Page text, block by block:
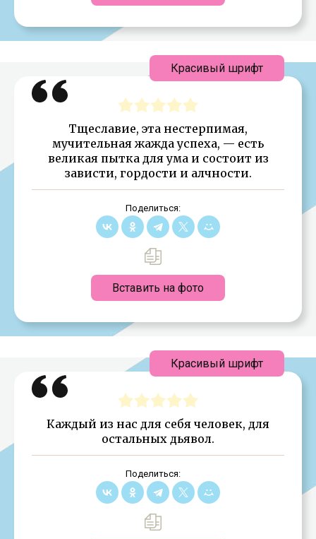
Тщеславие, эта нестерпимая,
мучительная жажда успеха, — есть
великая пытка для ума и состоит из
зависти, гордости и алчности.
Поделиться:
Вставить на фото
Красивый шрифт
Каждый из нас для себя человек, для
остальных дьявол.
Поделиться:
Красивый шрифт